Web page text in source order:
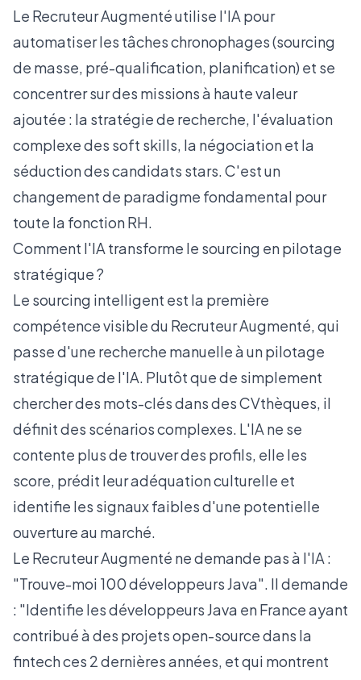
Le Recruteur Augmenté utilise l'IA pour
automatiser les tâches chronophages (sourcing
de masse, pré-qualification, planification) et se
concentrer sur des missions à haute valeur
ajoutée : la stratégie de recherche, l'évaluation
complexe des soft skills, la négociation et la
séduction des candidats stars. C'est un
changement de paradigme fondamental pour
toute la fonction RH.
Comment l'IA transforme le sourcing en pilotage
stratégique ?
Le sourcing intelligent est la première
compétence visible du Recruteur Augmenté, qui
passe d'une recherche manuelle à un pilotage
stratégique de l'IA. Plutôt que de simplement
chercher des mots-clés dans des CVthèques, il
définit des scénarios complexes. L'IA ne se
contente plus de trouver des profils, elle les
score, prédit leur adéquation culturelle et
identifie les signaux faibles d'une potentielle
ouverture au marché.
Le Recruteur Augmenté ne demande pas à l'IA :
"Trouve-moi 100 développeurs Java". Il demande
: "Identifie les développeurs Java en France ayant
contribué à des projets open-source dans la
fintech ces 2 dernières années, et qui montrent